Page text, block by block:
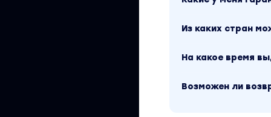
категорий
Урок 1
Урок 2 Первые
Из каких стран
На какое время
Возможен ли